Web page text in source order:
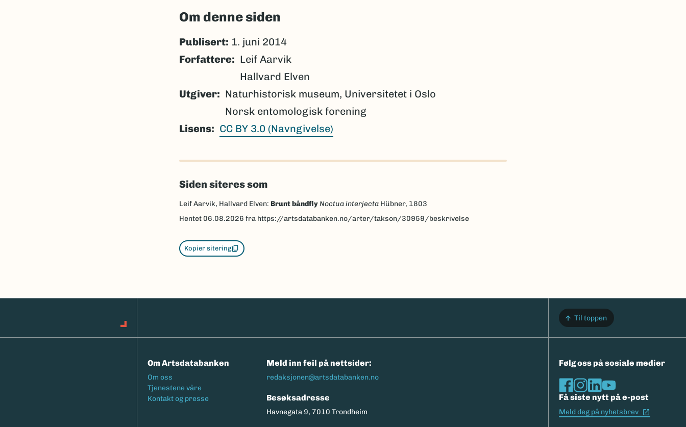
Om denne siden
Publisert: 1. juni 2014
Forfattere
Leif Aarvik
Hallvard Elven
Utgiver
Naturhistorisk museum, Universitetet i Oslo
Norsk entomologisk forening
Lisens
CC BY 3.0 (Navngivelse)
Siden siteres som
Leif Aarvik, Hallvard Elven: Brunt båndflyNoctua interjectaHübner, 1803
Hentet 06.08.2026 fra https://artsdatabanken.no/arter/takson/30959/beskrivelse
Kopier sitering
Til toppen
Om Artsdatabanken
Footermeny
Om oss
Tjenestene våre
Kontakt og presse
Meld inn feil på nettsider:
redaksjonen@artsdatabanken.no
Besøksadresse
Havnegata 9, 7010 Trondheim
Følg oss på sosiale medier
Få siste nytt på e-post
Meld deg på nyhetsbrev